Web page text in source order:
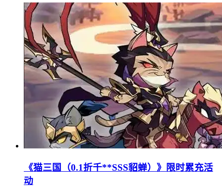
《猫三国（0.1折千**SSS貂蝉）》限时累充活
动